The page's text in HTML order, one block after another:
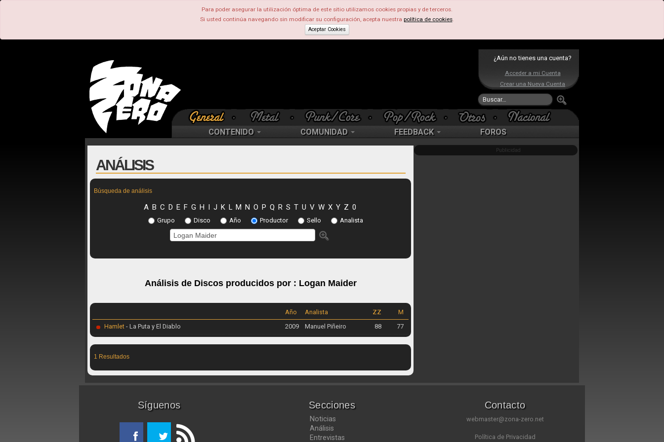
Para poder asegurar la utilización óptima de este sitio utilizamos cookies propias y de terceros.
Si usted continúa navegando sin modificar su configuración, acepta nuestra política de cookies.
Aceptar Cookies
¿Aún no tienes una cuenta?
Acceder a mi Cuenta
Crear una Nueva Cuenta
CONTENIDO COMUNIDAD FEEDBACK FOROS
ANÁLISIS
Búsqueda de análisis
A B C D E F G H I J K L M N O P Q R S T U V W X Y Z 0
Grupo Disco Año Productor Sello Analista
Análisis de Discos producidos por : Logan Maider
M
ZZ
Analista
Año
Hamlet- La Puta y El Diablo 77
88
Manuel Piñeiro
2009
1 Resultados
Publicidad
Síguenos Secciones
Noticias
Análisis
Entrevistas
Contacto
webmaster@zona-zero.net
Política de Privacidad